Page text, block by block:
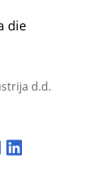
die
d.d.